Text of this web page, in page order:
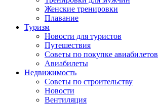
Женские тренировки
Плавание
Туризм
Новости для туристов
Путешествия
Советы по покупке авиабилетов
Авиабилеты
Недвижимость
Советы по строительству
Новости
Вентиляция